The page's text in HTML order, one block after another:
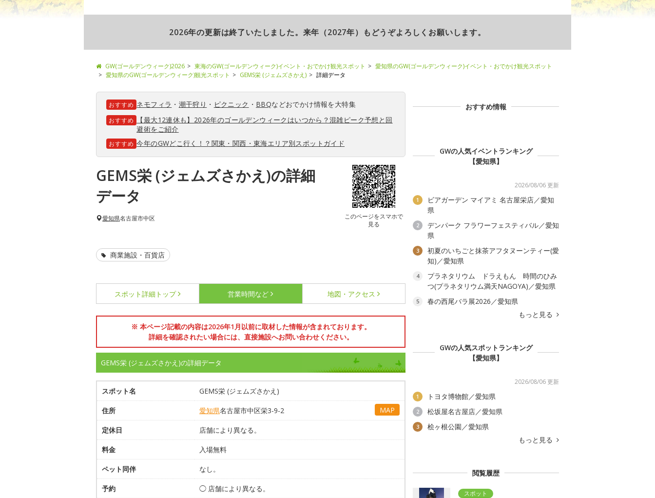
2026年の更新は終了いたしました。来年（2027年）もどうぞよろしくお願いします。
GW(ゴールデンウィーク)2026 東海のGW(ゴールデンウィーク)イベント・おでかけ観光スポット
愛知県のGW(ゴールデンウィーク)イベント・おでかけ観光スポット
愛知県のGW(ゴールデンウィーク)観光スポット
GEMS栄 (ジェムズさかえ) 詳細データ
おすすめ ネモフィラ ・ 潮干狩り ・ ピクニック ・ BBQなどおでかけ情報を大特集
おすすめ
【最大12連休も】2026年のゴールデンウィークはいつから？混雑ピーク予想と回
避術をご紹介
おすすめ 今年のGWどこ行く！？関東・関西・東海エリア別スポットガイド
GEMS栄 (ジェムズさかえ)の詳細
データ
このページをスマホで
見る
愛知県名古屋市中区
商業施設・百貨店
スポット詳細 トップ 営業時間など 地図・アクセス
※ 本ページ記載の内容は2026年1月以前に取材した情報が含まれております。
詳細を確認されたい場合には、直接施設へお問い合わせください。
GEMS栄 (ジェムズさかえ)の詳細データ
スポット名 GEMS栄 (ジェムズさかえ)
住所 愛知県名古屋市中区栄3-9-2 MAP
定休日 店舗により異なる。
料金 入場無料
ペット同伴 なし。
予約 ◯ 店舗により異なる。
おすすめ情報
GWの人気イベントランキング
【愛知県】
2026/08/06 更新
1
ビアガーデン マイアミ 名古屋栄店／愛知
県
2
デンパーク フラワーフェスティバル／愛知
県
3
初夏のいちごと抹茶アフタヌーンティー(愛
知)／愛知県
4
プラネタリウム ドラえもん 時間のひみ
つ(プラネタリウム満天NAGOYA)／愛知県
5
春の西尾バラ展2026／愛知県
もっと見る
GWの人気スポットランキング
【愛知県】
2026/08/06 更新
1 トヨタ博物館／愛知県
2 松坂屋名古屋店／愛知県
3
桧ヶ根公園／愛知県
もっと見る
閲覧履歴